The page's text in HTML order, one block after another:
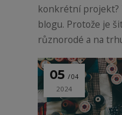
konkrétní projekt?
blogu. Protože je
různorodé a na
05 04
2024